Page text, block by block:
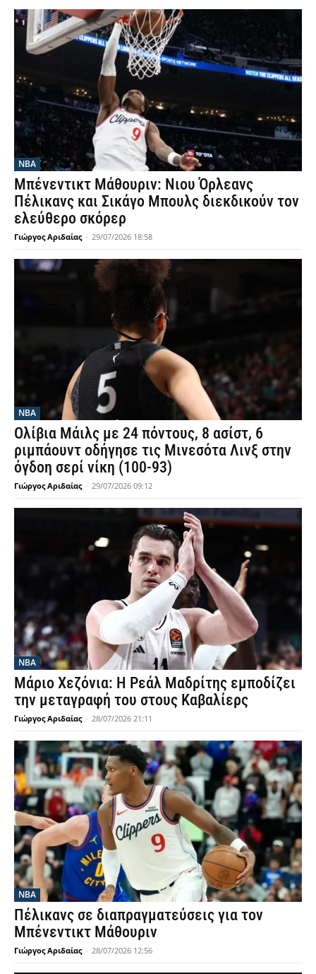
NBA
Μπένεντικτ Μάθουριν: Νιου Όρλεανς
Πέλικανς και Σικάγο Μπουλς διεκδικούν τον
ελεύθερο σκόρερ
Γιώργος Αριδαίας - 29/07/2026 18:58
NBA
Ολίβια Μάιλς με 24 πόντους, 8 ασίστ, 6
ριμπάουντ οδήγησε τις Μινεσότα Λινξ στην
όγδοη σερί νίκη (100-93)
Γιώργος Αριδαίας - 29/07/2026 09:12
NBA
Μάριο Χεζόνια: Η Ρεάλ Μαδρίτης εμποδίζει
την μεταγραφή του στους Καβαλίερς
Γιώργος Αριδαίας - 28/07/2026 21:11
NBA
Πέλικανς σε διαπραγματεύσεις για τον
Μπένεντικτ Μάθουριν
Γιώργος Αριδαίας - 28/07/2026 12:56